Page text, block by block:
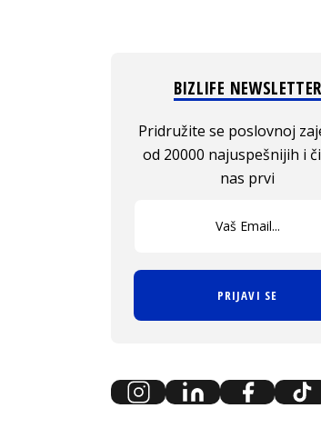
BIZLIFE NEWSLETTER
Pridružite se poslovnoj
od 20000 najuspešnijih i
nas prvi
PRIJAVI SE